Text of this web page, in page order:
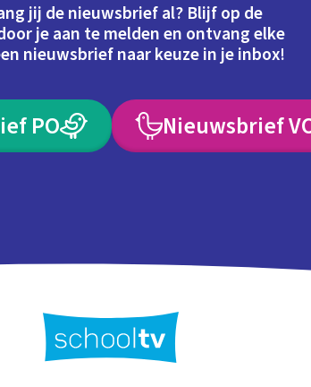
jij de nieuwsbrief al? Blijf op de
je aan te melden en ontvang elke
nieuwsbrief naar keuze in je inbox!
PO Nieuwsbrief